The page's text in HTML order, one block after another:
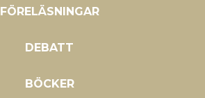
FÖRELÄSNINGAR
DEBATT
BÖCKER